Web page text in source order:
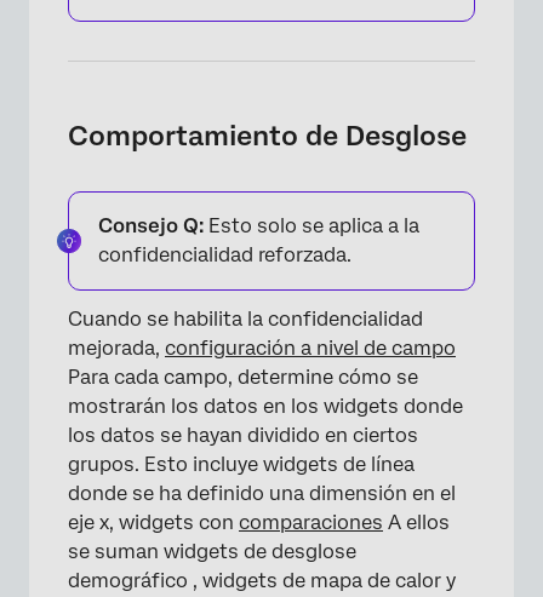
×
Comportamiento de Desglose
Consejo Q: Esto solo se aplica a la
confidencialidad reforzada.
Cuando se habilita la confidencialidad
mejorada, configuración a nivel de campo
Para cada campo, determine cómo se
mostrarán los datos en los widgets donde
los datos se hayan dividido en ciertos
grupos. Esto incluye widgets de línea
donde se ha definido una dimensión en el
eje x, widgets con comparaciones A ellos
se suman widgets de desglose
demográfico , widgets de mapa de calor y